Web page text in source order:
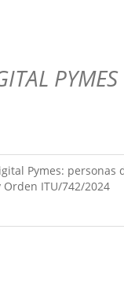
PYMES
Pymes:
ITU/742/2024